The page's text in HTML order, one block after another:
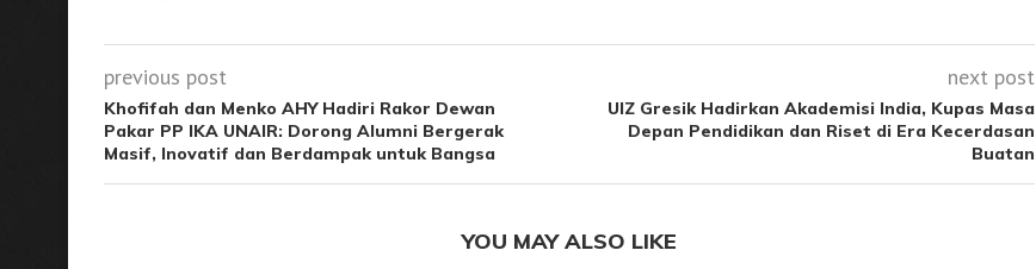
previous post
Khofifah dan Menko AHY Hadiri Rakor Dewan
Pakar PP IKA UNAIR: Dorong Alumni Bergerak
Masif, Inovatif dan Berdampak untuk Bangsa
next post
UIZ Gresik Hadirkan Akademisi India, Kupas Masa
Depan Pendidikan dan Riset di Era Kecerdasan
Buatan
YOU MAY ALSO LIKE